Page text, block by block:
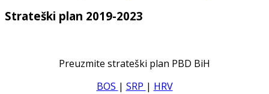
Strateški plan 2019-2023
Preuzmite strateški plan PBD BiH
BOS | SRP | HRV